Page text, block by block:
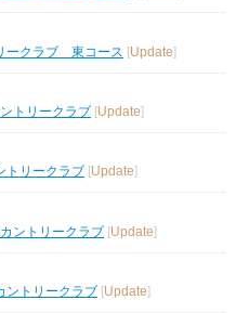
ークラブ 東コース [Update]
トリークラブ [Update]
トリークラブ
Update
ントリークラブ [Update]
ントリークラブ
Update